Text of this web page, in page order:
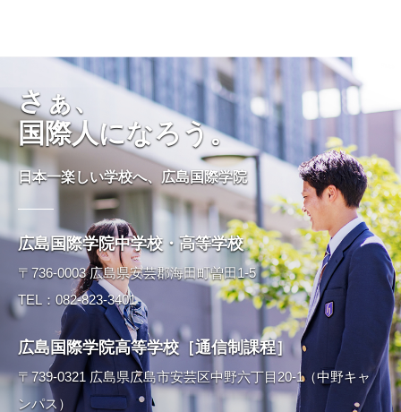
さぁ、
国際人になろう。
日本一楽しい学校へ、広島国際学院
広島国際学院中学校・高等学校
〒736-0003 広島県安芸郡海田町曽田1-5
TEL：082-823-3401
広島国際学院高等学校［通信制課程］
〒739-0321 広島県広島市安芸区中野六丁目20-1（中野キャ
ンパス）